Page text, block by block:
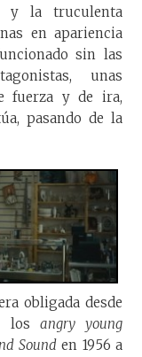
y la truculenta
en apariencia
sin las
unas
fuerza y de ira,
pasando de la
obligada desde
losangry young
Sound en 1956 a